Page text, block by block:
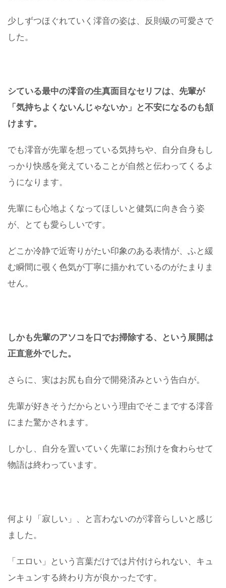
少しずつほぐれていく澪音の姿は、反則級の可愛さで
した。
シている最中の澪音の生真面目なセリフは、先輩が
「気持ちよくないんじゃないか」と不安になるのも頷
けます。
でも澪音が先輩を想っている気持ちや、自分自身もし
っかり快感を覚えていることが自然と伝わってくるよ
うになります。
先輩にも心地よくなってほしいと健気に向き合う姿
が、とても愛らしいです。
どこか冷静で近寄りがたい印象のある表情が、ふと緩
む瞬間に覗く色気が丁寧に描かれているのがたまりま
せん。
しかも先輩のアソコを口でお掃除する、という展開は
正直意外でした。
さらに、実はお尻も自分で開発済みという告白が。
先輩が好きそうだからという理由でそこまでする澪音
にまた驚かされます。
しかし、自分を置いていく先輩にお預けを食わらせて
物語は終わっています。
何より「寂しい」、と言わないのが澪音らしいと感じ
ました。
「エロい」という言葉だけでは片付けられない、キュ
ンキュンする終わり方が良かったです。